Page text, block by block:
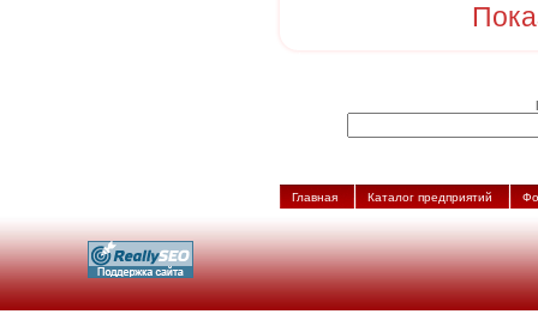
Главная Каталог предприятий